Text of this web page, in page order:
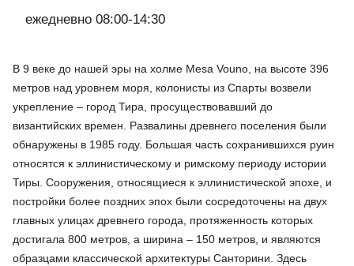
ежедневно 08:00-14:30
В 9 веке до нашей эры на холме Mesa Vouno, на высоте 396
метров над уровнем моря, колонисты из Спарты возвели
укрепление – город Тира, просуществовавший до
византийских времен. Развалины древнего поселения были
обнаружены в 1985 году. Большая часть сохранившихся руин
относятся к эллинистическому и римскому периоду истории
Тиры. Сооружения, относящиеся к эллинистической эпохе, и
постройки более поздних эпох были сосредоточены на двух
главных улицах древнего города, протяженность которых
достигала 800 метров, а ширина – 150 метров, и являются
образцами классической архитектуры Санторини. Здесь